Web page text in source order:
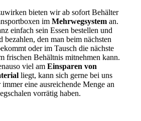
bieten wir ab sofort Behälter
im Mehrwegsysteman.
einfach sein Essen bestellen und
bezahlen, den man beim nächsten
oder im Tausch die nächste
frischen Behältnis mitnehmen kann.
viel am Einsparen von
liegt, kann sich gerne bei uns
eine ausreichende Menge an
vorrätig haben.